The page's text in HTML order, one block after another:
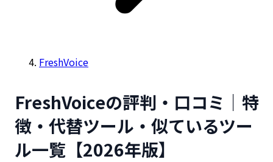
FreshVoice
FreshVoiceの評判・口コミ｜特
徴・代替ツール・似ているツー
ル一覧【2026年版】